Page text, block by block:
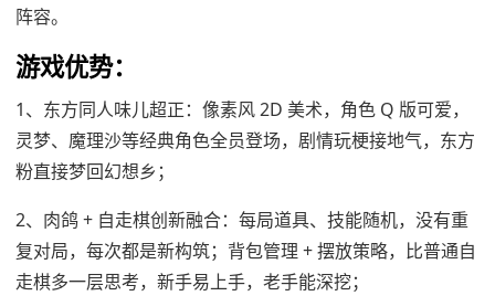
阵容。
游戏优势：
1、东方同人味儿超正：像素风 2D 美术，角色 Q 版可爱，
灵梦、魔理沙等经典角色全员登场，剧情玩梗接地气，东方
粉直接梦回幻想乡；
2、肉鸽 + 自走棋创新融合：每局道具、技能随机，没有重
复对局，每次都是新构筑；背包管理 + 摆放策略，比普通自
走棋多一层思考，新手易上手，老手能深挖；